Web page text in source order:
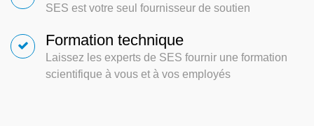
SES est votre seul fournisseur de soutien
Formation technique
Laissez les experts de SES fournir une formation
scientifique à vous et à vos employés